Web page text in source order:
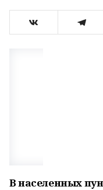
В населенных